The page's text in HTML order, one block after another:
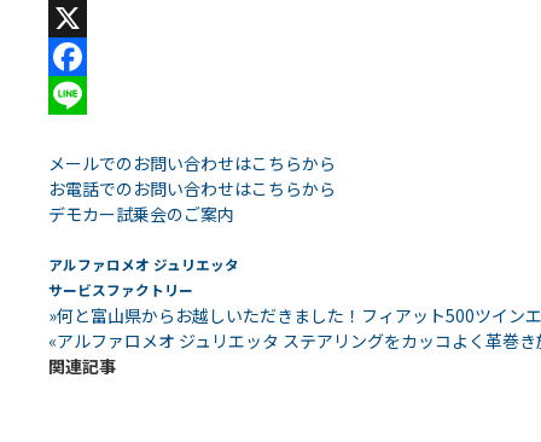
X
Facebook
メールでのお問い合わせはこちらから
お電話でのお問い合わせはこちらから
デモカー試乗会のご案内
アルファロメオ ジュリエッタ
サービスファクトリー
»何と富山県からお越しいただきました！フィアット500ツイン
«アルファロメオ ジュリエッタ ステアリングをカッコよく革巻
関連記事